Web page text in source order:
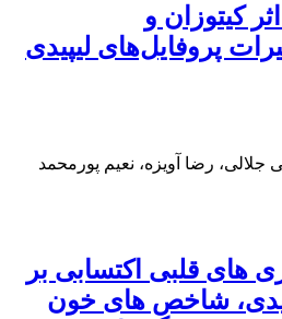
کیتوزان و
پروفایل‌های لیپیدی
رضا آویزه، نعیم پورمحمد
های قلبی اکتسابی بر
شاخص های خون